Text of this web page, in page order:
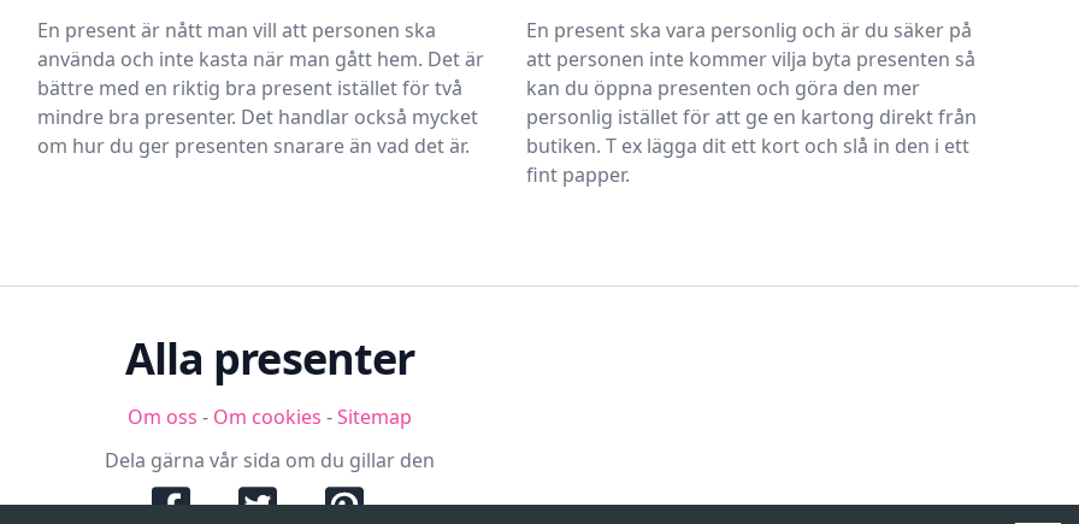
En present är nått man vill att personen ska
använda och inte kasta när man gått hem. Det är
bättre med en riktig bra present istället för två
mindre bra presenter. Det handlar också mycket
om hur du ger presenten snarare än vad det är.
En present ska vara personlig och är du säker på
att personen inte kommer vilja byta presenten så
kan du öppna presenten och göra den mer
personlig istället för att ge en kartong direkt från
butiken. T ex lägga dit ett kort och slå in den i ett
fint papper.
Alla presenter
Om oss - Om cookies -Sitemap
Dela gärna vår sida om du gillar den